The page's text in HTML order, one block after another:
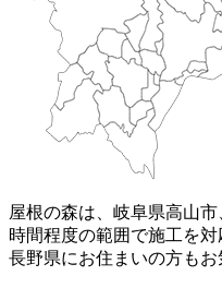
屋根の森は、岐阜県高山
時間程度の範囲で施工を対
長野県にお住まいの方もお